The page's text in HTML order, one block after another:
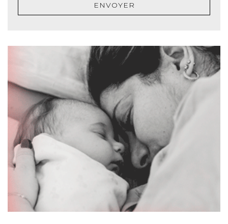
ENVOYER